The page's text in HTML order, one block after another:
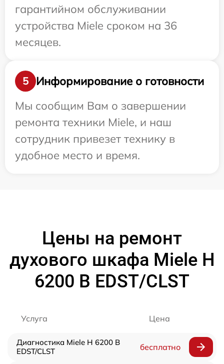
гарантийном обслуживании
устройства Miele сроком на 36
месяцев.
5
Информирование о готовности
Мы сообщим Вам о завершении
ремонта техники Miele, и наш
сотрудник привезет технику в
удобное место и время.
Цены на ремонт
духового шкафа Miele H
6200 B EDST/CLST
Услуга Цена
Диагностика Miele H 6200 B
EDST/CLST
бесплатно